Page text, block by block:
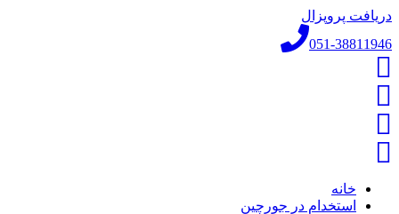
دریافت پروپزال
051-38811946
خانه
استخدام در جورچین